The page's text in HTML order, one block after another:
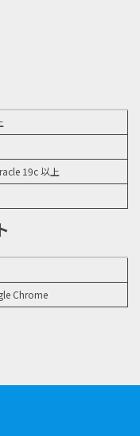
19c 以上
Chrome